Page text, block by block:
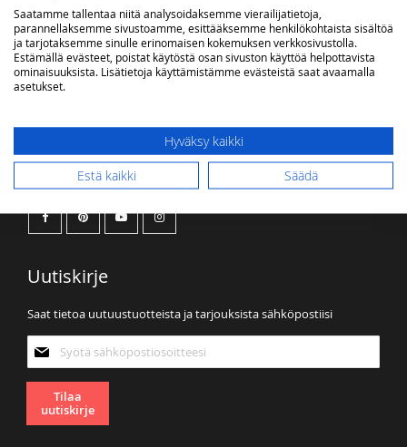
Sinulla ei ole tuotteita toivelistallasi.
Kaasuvalon some
Uutiskirje
Saat tietoa uutuustuotteista ja tarjouksista sähköpostiisi
uutiskirjeemme:
Tilaa
uutiskirje
Saatamme tallentaa niitä analysoidaksemme vierailijatietoja,
parannellaksemme sivustoamme, esittääksemme henkilökohtaista sisältöä
ja tarjotaksemme sinulle erinomaisen kokemuksen verkkosivustolla.
Estämällä evästeet, poistat käytöstä osan sivuston käyttöä helpottavista
ominaisuuksista. Lisätietoja käyttämistämme evästeistä saat avaamalla
asetukset.
Hyväksy kaikki
Estä kaikki
Säädä